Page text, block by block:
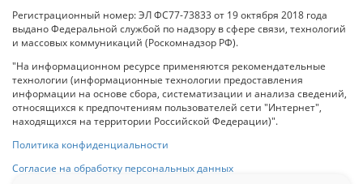
Регистрационный номер: ЭЛ ФС77-73833 от 19 октября 2018 года
выдано Федеральной службой по надзору в сфере связи, технологий
и массовых коммуникаций (Роскомнадзор РФ).
"На информационном ресурсе применяются рекомендательные
технологии (информационные технологии предоставления
информации на основе сбора, систематизации и анализа сведений,
относящихся к предпочтениям пользователей сети "Интернет",
находящихся на территории Российской Федерации)".
Политика конфиденциальности
Согласие на обработку персональных данных